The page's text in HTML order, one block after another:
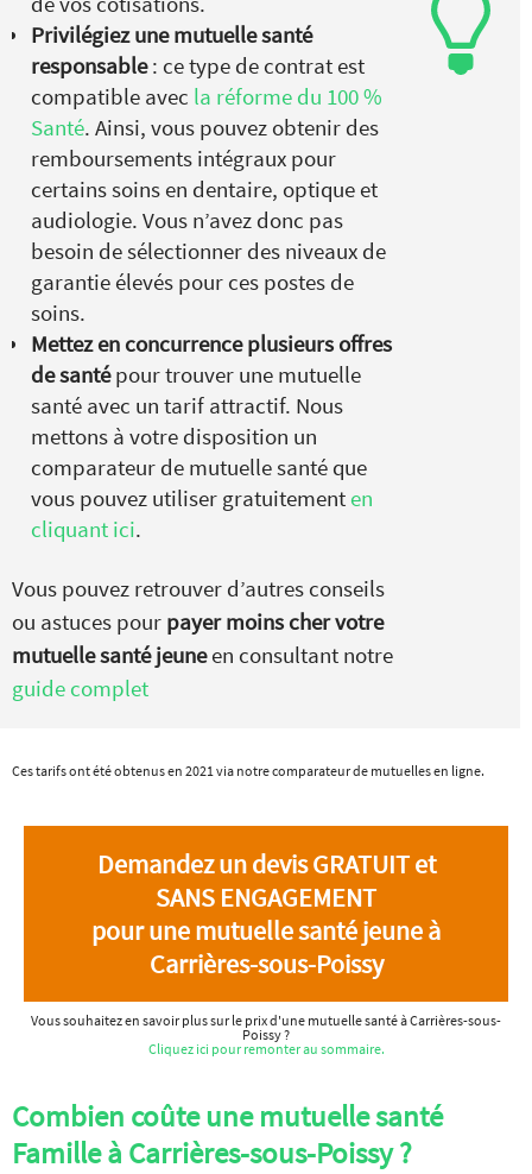
Privilégiez une mutuelle santé
responsable: ce type de contrat est
compatible avec la réforme du 100 %
Santé. Ainsi, vous pouvez obtenir des
remboursements intégraux pour
certains soins en dentaire, optique et
audiologie. Vous n’avez donc pas
besoin de sélectionner des niveaux de
garantie élevés pour ces postes de
soins.
Mettez en concurrence plusieurs offres
de santépour trouver une mutuelle
santé avec un tarif attractif. Nous
mettons à votre disposition un
comparateur de mutuelle santé que
vous pouvez utiliser gratuitement en
cliquant ici.
Vous pouvez retrouver d’autres conseils
ou astuces pour payer moins cher votre
mutuelle santé jeuneen consultant notre
guide complet
Ces tarifs ont été obtenus en 2021 via notre comparateur de mutuelles en ligne.
Demandez un devis GRATUIT et
SANS ENGAGEMENT
pour une mutuelle santé jeune à
Carrières-sous-Poissy
Vous souhaitez en savoir plus sur le prix d'une mutuelle santé à Carrières-sous-
Poissy ?
Cliquez ici pour remonter au sommaire.
Combien coûte une mutuelle santé
Famille à Carrières-sous-Poissy ?